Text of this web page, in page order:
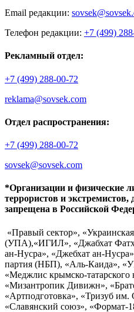
Email редакции:
Телефон редакции: +7 (499)
Рекламный отдел:
+7 (499) 288-00-72
reklama@sovsek.com
Отдел распространения:
+7 (499) 288-00-72
sovsek@sovsek.com
*Организации и физические
террористов и экстремистов,
запрещена в Российской
«Правый сектор»,
(УПА),«ИГИЛ», «Джабхат
ан-Нусра», «Джебхат ан-
партия (НБП), «Аль-Каида»,
«Меджлис крымско-
«Мизантропик Дивижн»,
«Артподготовка», «Тризуб
«Славянский союз», «Формат-